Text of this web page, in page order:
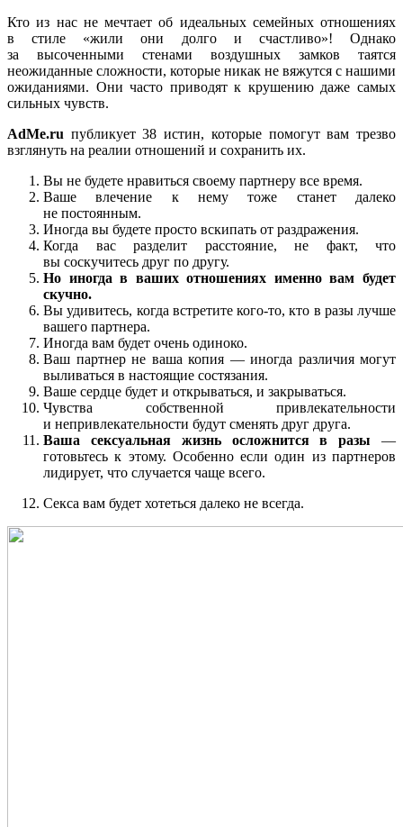
Кто из нас не мечтает об идеальных семейных отношениях
в стиле «жили они долго и счастливо»! Однако
за высоченными стенами воздушных замков таятся
неожиданные сложности, которые никак не вяжутся с нашими
ожиданиями. Они часто приводят к крушению даже самых
сильных чувств.
AdMe.ru публикует 38 истин, которые помогут вам трезво
взглянуть на реалии отношений и сохранить их.
Вы не будете нравиться своему партнеру все время.
Ваше влечение к нему тоже станет далеко
не постоянным.
Иногда вы будете просто вскипать от раздражения.
Когда вас разделит расстояние, не факт, что
вы соскучитесь друг по другу.
Но иногда в ваших отношениях именно вам будет
скучно.
Вы удивитесь, когда встретите кого-то, кто в разы лучше
вашего партнера.
Иногда вам будет очень одиноко.
Ваш партнер не ваша копия — иногда различия могут
выливаться в настоящие состязания.
Ваше сердце будет и открываться, и закрываться.
Чувства собственной привлекательности
и непривлекательности будут сменять друг друга.
Ваша сексуальная жизнь осложнится в разы —
готовьтесь к этому. Особенно если один из партнеров
лидирует, что случается чаще всего.
Секса вам будет хотеться далеко не всегда.